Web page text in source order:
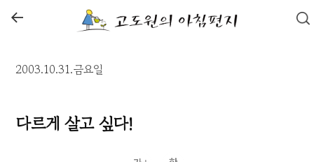
←
2003.10.31.금요일
다르게 살고 싶다!